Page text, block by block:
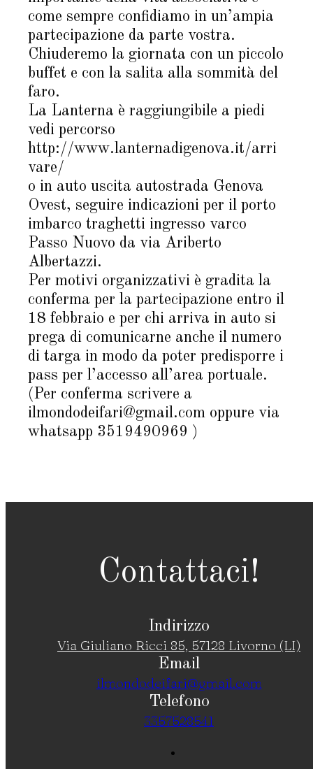
come sempre confidiamo in un’ampia
partecipazione da parte vostra.
Chiuderemo la giornata con un piccolo
buffet e con la salita alla sommità del
faro.
La Lanterna è raggiungibile a piedi
vedi percorso
http://www.lanternadigenova.it/arri
vare/
o in auto uscita autostrada Genova
Ovest, seguire indicazioni per il porto
imbarco traghetti ingresso varco
Passo Nuovo da via Ariberto
Albertazzi.
Per motivi organizzativi è gradita la
conferma per la partecipazione entro il
18 febbraio e per chi arriva in auto si
prega di comunicarne anche il numero
di targa in modo da poter predisporre i
pass per l’accesso all’area portuale.
(Per conferma scrivere a
ilmondodeifari@gmail.com oppure via
whatsapp 3519490969 )
Contattaci!
Indirizzo
Via Giuliano Ricci 85, 57128 Livorno (LI)
Email
ilmondodeifari@gmail.com
Telefono
3357528541